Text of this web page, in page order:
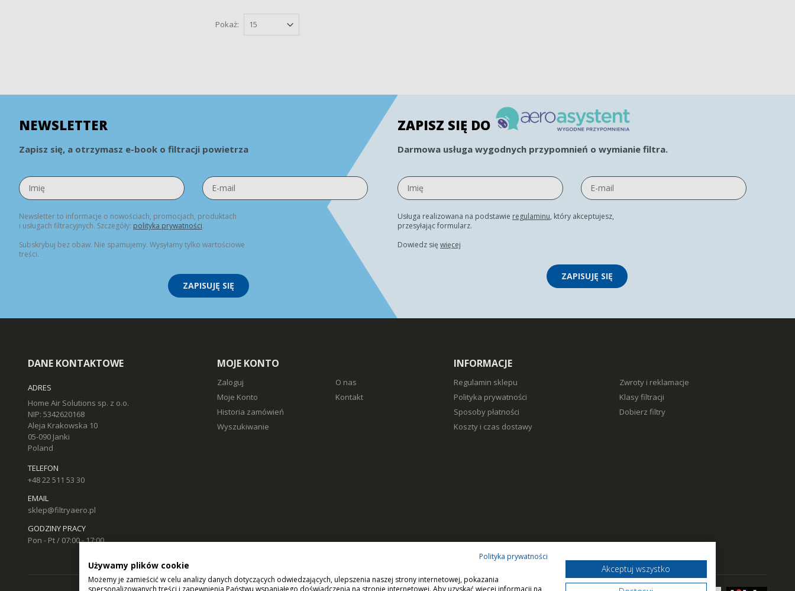
Pokaż:
NEWSLETTER
Zapisz się, a otrzymasz e-book o filtracji powietrza
Newsletter to informacje o nowościach, promocjach, produktach
i usługach filtracyjnych. Szczegóły: polityka prywatności.
Subskrybuj bez obaw. Nie spamujemy. Wysyłamy tylko wartościowe
treści.
ZAPISUJĘ SIĘ
ZAPISZ SIĘ DO
Darmowa usługa wygodnych przypomnień o wymianie filtra.
Usługa realizowana na podstawie regulaminu, który akceptujesz,
przesyłając formularz.
Dowiedz się więcej
ZAPISUJĘ SIĘ
DANE KONTAKTOWE
ADRES
Home Air Solutions sp. z o.o.
NIP: 5342620168
Aleja Krakowska 10
05-090 Janki
Poland
TELEFON
+48 22 511 53 30
EMAIL
sklep@filtryaero.pl
GODZINY PRACY
Pon - Pt / 07:00 - 17:00
MOJE KONTO
Zaloguj
Moje Konto
Historia zamówień
Wyszukiwanie
O nas
Kontakt
INFORMACJE
Regulamin sklepu
Polityka prywatności
Sposoby płatności
Koszty i czas dostawy
Zwroty i reklamacje
Klasy filtracji
Dobierz filtry
Polityka prywatności
Używamy plików cookie
Możemy je zamieścić w celu analizy danych dotyczących odwiedzających, ulepszenia naszej strony internetowej, pokazania
spersonalizowanych treści i zapewnienia Państwu wspaniałego doświadczenia na stronie internetowej. Aby uzyskać więcej informacji na
Akceptuj wszystko